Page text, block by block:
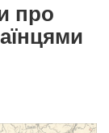
про